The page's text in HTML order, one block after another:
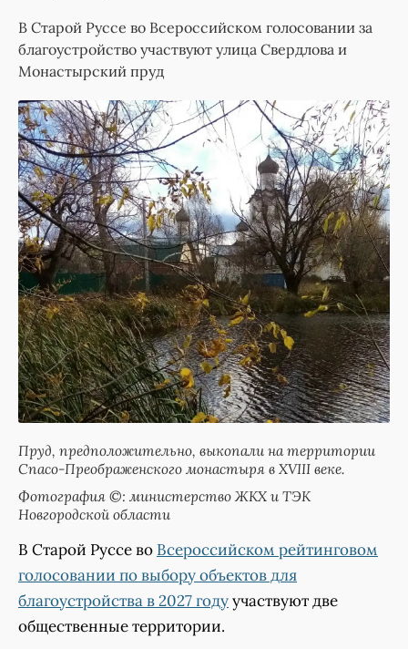
В Старой Руссе во Всероссийском голосовании за
благоустройство участвуют улица Свердлова и
Монастырский пруд
Пруд, предположительно, выкопали на территории
Спасо-Преображенского монастыря в XVIII веке.
Фотография ©: министерство ЖКХ и ТЭК
Новгородской области
В Старой Руссе во Всероссийском рейтинговом
голосовании по выбору объектов для
благоустройства в 2027 годуучаствуют две
общественные территории.